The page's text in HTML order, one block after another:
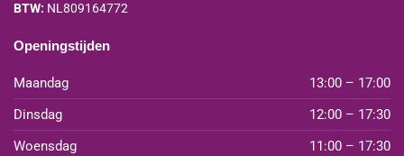
BTW: NL809164772
Openingstijden
Maandag
13:00 – 17:00
Dinsdag
12:00 – 17:30
Woensdag
11:00 – 17:30